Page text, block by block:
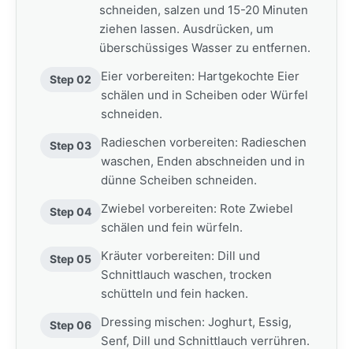
schneiden, salzen und 15-20 Minuten
ziehen lassen. Ausdrücken, um
überschüssiges Wasser zu entfernen.
Step 02
Eier vorbereiten: Hartgekochte Eier
schälen und in Scheiben oder Würfel
schneiden.
Step 03
Radieschen vorbereiten: Radieschen
waschen, Enden abschneiden und in
dünne Scheiben schneiden.
Step 04
Zwiebel vorbereiten: Rote Zwiebel
schälen und fein würfeln.
Step 05
Kräuter vorbereiten: Dill und
Schnittlauch waschen, trocken
schütteln und fein hacken.
Step 06
Dressing mischen: Joghurt, Essig,
Senf, Dill und Schnittlauch verrühren.